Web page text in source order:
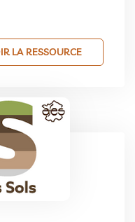
LA RESSOURCE